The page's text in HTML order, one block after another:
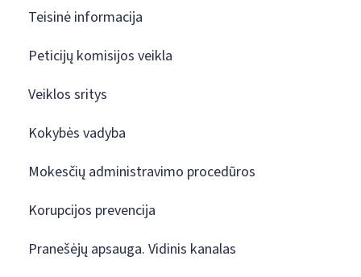
Teisinė informacija
Peticijų komisijos veikla
Veiklos sritys
Kokybės vadyba
Mokesčių administravimo procedūros
Korupcijos prevencija
Pranešėjų apsauga. Vidinis kanalas